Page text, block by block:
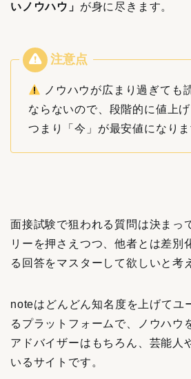
いノウハウ」 が身に尽きます。
ノウハウが広まり過ぎても
ならないので、段階的に値上げ
つまり「今」が最安値になりま
面接試験で狙われる質問は決まっ
リーを押さえつつ、他者とは差別
る回答をマスターして欲しいと考
noteはどんどん知名度を上げてユ
るプラットフォームで、ノウハウ
アドバイザーはもちろん、芸能人
いるサイトです。